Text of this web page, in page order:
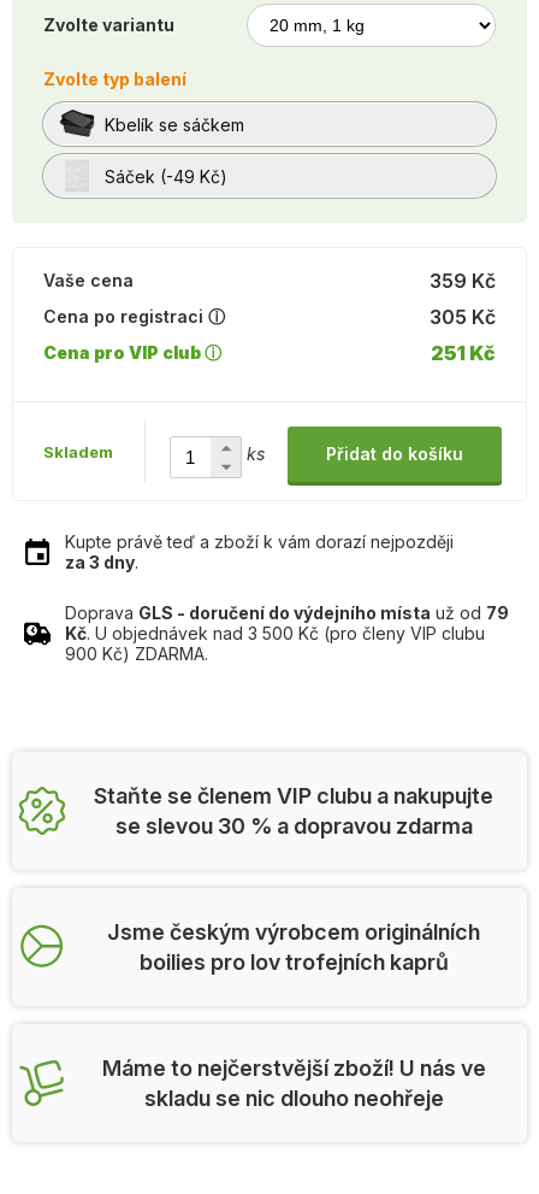
Zvolte variantu
Zvolte typ balení
Kbelík se sáčkem
Sáček (-49 Kč)
359 Kč
Vaše cena
Cena po registraci ⓘ
305 Kč
Cena pro VIP club ⓘ 251 Kč
Skladem ks Přidat do košíku
Kupte právě teď a zboží k vám dorazí nejpozději
za 3 dny.
Doprava GLS - doručení do výdejního místa už od 79
Kč. U objednávek nad 3 500 Kč (pro členy VIP clubu
900 Kč) ZDARMA.
Staňte se členem VIP clubu a nakupujte
se slevou 30 % a dopravou zdarma
Jsme českým výrobcem originálních
boilies pro lov trofejních kaprů
Máme to nejčerstvější zboží! U nás ve
skladu se nic dlouho neohřeje